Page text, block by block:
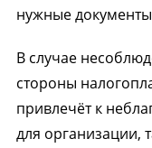
нужные
В случае
стороны
привлечёт к
для организации,